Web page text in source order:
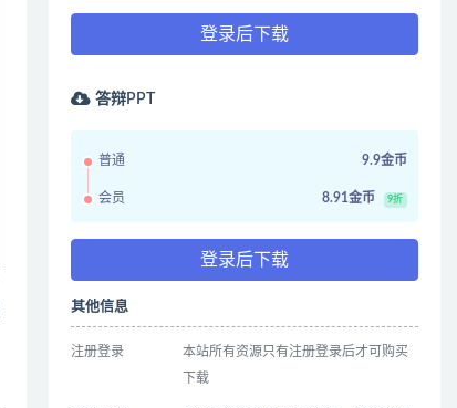
登录后下载
答辩PPT
普通 9.9金币
会员 8.91金币 9折
登录后下载
其他信息
注册登录
本站所有资源只有注册登录后才可购买
下载